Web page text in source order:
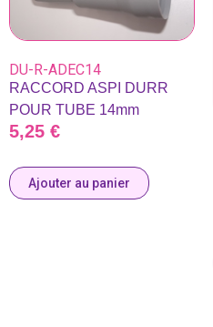
DU-R-ADEC14
RACCORD ASPI DURR
POUR TUBE 14mm
5,25 €
Ajouter au panier